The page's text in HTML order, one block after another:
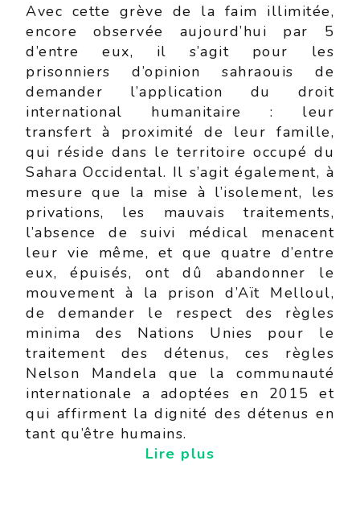
Avec cette grève de la faim illimitée,
encore observée aujourd’hui par 5
d’entre eux, il s’agit pour les
prisonniers d’opinion sahraouis de
demander l’application du droit
international humanitaire : leur
transfert à proximité de leur famille,
qui réside dans le territoire occupé du
Sahara Occidental. Il s’agit également, à
mesure que la mise à l’isolement, les
privations, les mauvais traitements,
l’absence de suivi médical menacent
leur vie même, et que quatre d’entre
eux, épuisés, ont dû abandonner le
mouvement à la prison d’Aït Melloul,
de demander le respect des règles
minima des Nations Unies pour le
traitement des détenus, ces règles
Nelson Mandela que la communauté
internationale a adoptées en 2015 et
qui affirment la dignité des détenus en
tant qu’être humains.
Lire plus